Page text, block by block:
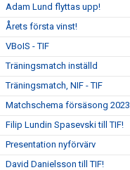
Adam Lund flyttas upp!
Årets första vinst!
VBoIS - TIF
Träningsmatch inställd
Träningsmatch, NIF - TIF
Matchschema försäsong 2023
Filip Lundin Spasevski till TIF!
Presentation nyförvärv
David Danielsson till TIF!